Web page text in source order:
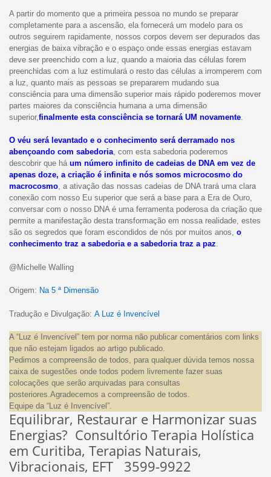
A partir do momento que a primeira pessoa no mundo se preparar
completamente para a ascensão, ela fornecerá um modelo para os
outros seguirem rapidamente, nossos corpos devem ser depurados das
energias de baixa vibração e o espaço onde essas energias estavam
deve ser preenchido com a luz, quando a maioria das células forem
preenchidas com a luz estimulará o resto das células a irromperem com
a luz, quanto mais as pessoas se prepararem mudando sua
consciência para uma dimensão superior mais rápido poderemos mover
partes maiores da consciência humana a uma dimensão
superior, finalmente esta consciência se tornará UM novamente.
O véu será levantado e o conhecimento será derramado nos
abençoando com sabedoria, com esta sabedoria poderemos
descobrir que há um número infinito de cadeias de DNA em vez de
apenas doze, a criação é infinita e nós somos microcosmo do
macrocosmo, a ativação das nossas cadeias de DNA trará uma clara
conexão com nosso Eu superior que será a base para a Era de Ouro,
conversar com o nosso DNA é uma ferramenta poderosa da criação que
permite a manifestação desta transformação em nossa realidade, estes
são os segredos que foram escondidos de nós por muitos anos, o
conhecimento traz a sabedoria e a sabedoria traz a paz.
@Michelle Walling
Origem: Na 5 ª Dimensão
Tradução e Divulgação: A Luz é Invencível
A “Luz é Invencível” tem por norma não publicar comentários com links
que não estejam ligados ao artigo publicado.
Pedimos a compreensão de todos, para qualquer dúvida temos nossa
caixa de sugestões onde todos podem livremente fazer suas
colocações que serão arquivadas para consultas
posteriores.Agradecemos a compreensão de todos.
Equipe da “Luz é Invencível”.
Equilibrar, Restaurar e Harmonizar suas
Energias? Consultório Terapia Holística
em Curitiba, Terapias Naturais,
Vibracionais, EFT 3599-9922